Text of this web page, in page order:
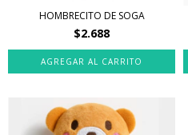
HOMBRECITO DE SOGA
$2.688